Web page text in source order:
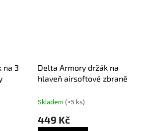
na 3
Delta Armory držák na
hlaveň airsoftové zbraně
Skladem (>5 ks)
449 Kč